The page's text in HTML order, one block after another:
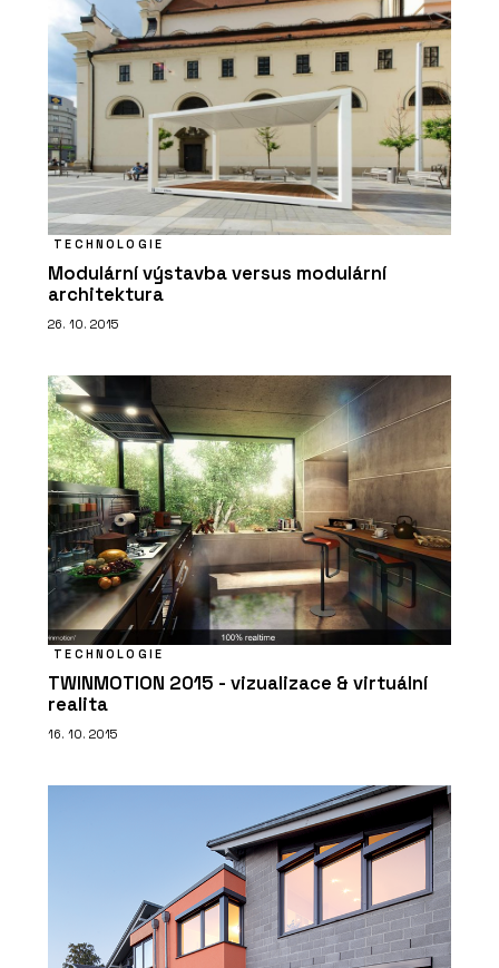
O FIRMĚ
Aluprof System Czech s.r.o.
PRODUKTY
Okenní a dveřní systém s tepelnou
izolací MB-86N - Aluprof
TECHNOLOGIE
Modulární výstavba versus modulární
architektura
26. 10. 2015
TECHNOLOGIE
TWINMOTION 2015 - vizualizace & virtuální
realita
16. 10. 2015